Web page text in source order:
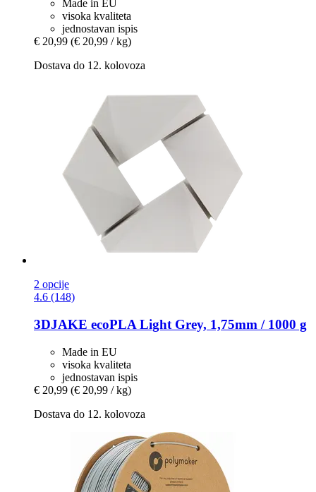
Made in EU
visoka kvaliteta
jednostavan ispis
€ 20,99 (€ 20,99 / kg)
Dostava do 12. kolovoza
2 opcije
4.6 (148)
3DJAKE ecoPLA Light Grey, 1,75mm / 1000 g
Made in EU
visoka kvaliteta
jednostavan ispis
€ 20,99 (€ 20,99 / kg)
Dostava do 12. kolovoza